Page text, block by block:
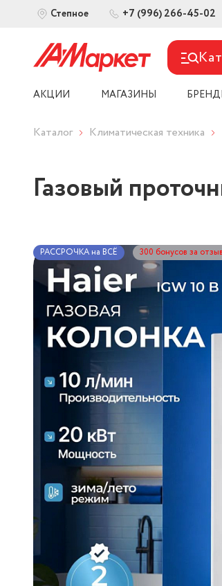
Степное +7 (996) 266-45-02
АКЦИИ МАГАЗИНЫ
Каталог Климатическая техника
Газовый
РАССРОЧКА на ВСЁ 300 бонусов за отзыв